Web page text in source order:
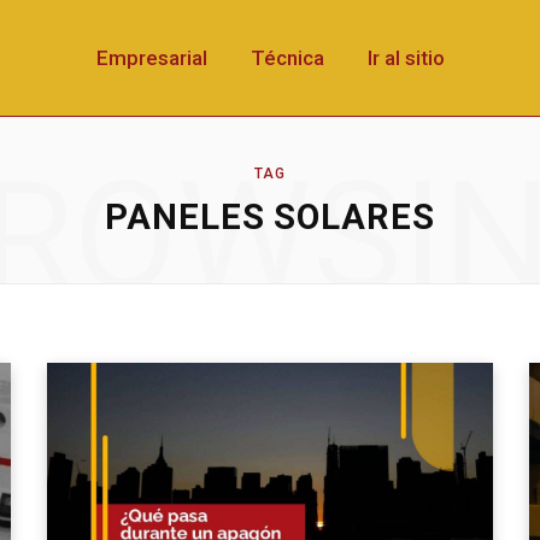
Empresarial Técnica Ir al sitio
TAG
PANELES SOLARES